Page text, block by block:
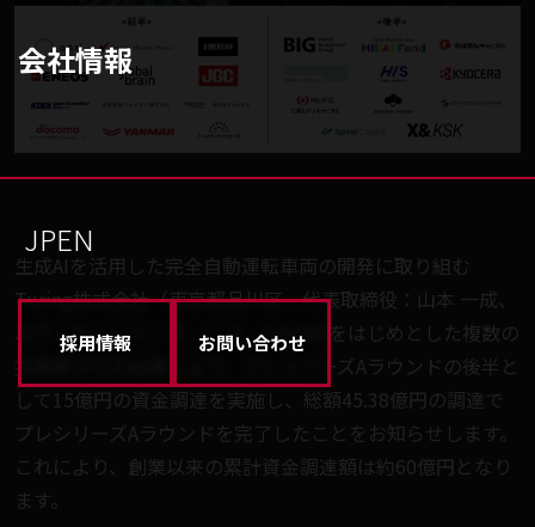
会社情報
EN
JP
採用情報 お問い合わせ
生成AIを活用した完全自動運転車両の開発に取り組む
Turing株式会社（東京都品川区、代表取締役：山本 一成、
以下「チューリング」）は、X＆KSKをはじめとした複数の
投資家からの出資により、プレシリーズAラウンドの後半と
して15億円の資金調達を実施し、総額45.38億円の調達で
プレシリーズAラウンドを完了したことをお知らせします。
これにより、創業以来の累計資金調達額は約60億円となり
ます。